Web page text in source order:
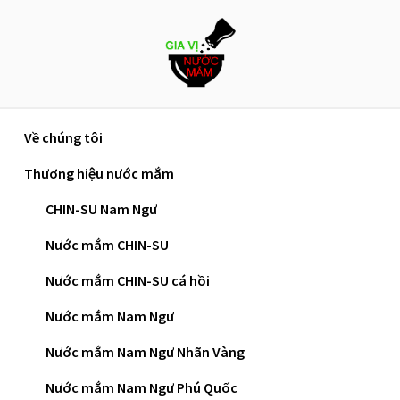
Về chúng tôi
Thương hiệu nước mắm
CHIN-SU Nam Ngư
Nước mắm CHIN-SU
Nước mắm CHIN-SU cá hồi
Nước mắm Nam Ngư
Nước mắm Nam Ngư Nhãn Vàng
Nước mắm Nam Ngư Phú Quốc
Trang chủ»
Cách làm ba rọi chiên nước mắm thơm
giòn cực ngon đãi cả nhà
Cách Làm Ba Rọi Chiên
Nước Mắm Thơm Giòn
Cực Ngon Đãi Cả Nhà
Nếu như gia đình bạn đã ngán những món ăn
hằng ngày. Hôm nay chúng tôi sẽ mách cho bạn